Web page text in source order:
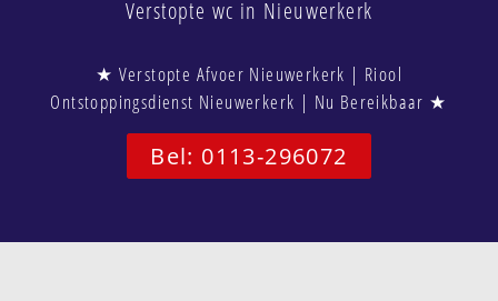
Verstopte wc in Nieuwerkerk
★ Verstopte Afvoer Nieuwerkerk | Riool
Ontstoppingsdienst Nieuwerkerk | Nu Bereikbaar ★
Bel: 0113-296072